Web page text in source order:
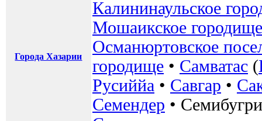
Города Хазарии
Калининаульское
Мошаикское городище
Османюртовское
городище • Самватас (
Русиййа • Савгар •
Семендер •